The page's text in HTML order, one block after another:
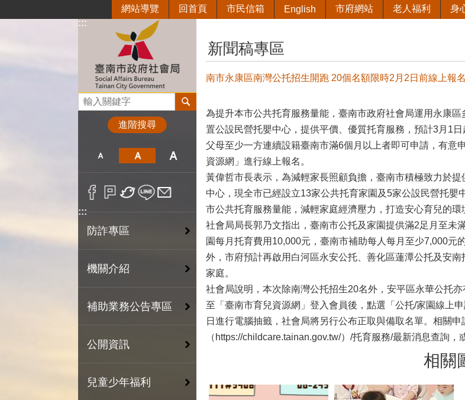
:::
網站導覽 回首頁 市民信箱 English 市府網站 老人福利 身
搜尋
進階搜尋
:::
防詐專區
機關介紹
補助業務公告專區
公開資訊
兒童少年福利
新聞稿專區
南市永康區南灣公托招生開跑 20個名額限時2月2日前線上報名
為提升本市公共托育服務量能，臺南市政府社會局運用永康
置公設民營托嬰中心，提供平價、優質托育服務，預計3月1
父母至少一方連續設籍臺南市滿6個月以上者即可申請，有意
資源網」進行線上報名。
黃偉哲市長表示，為減輕家長照顧負擔，臺南市積極致力於
中心，現全市已經設立13家公共托育家園及5家公設民營托
市公共托育服務量能，減輕家庭經濟壓力，打造安心育兒的環
社會局局長郭乃文指出，臺南市公托及家園提供滿2足月至未
園每月托育費用10,000元，臺南市補助每人每月至少7,000
外，市府預計再啟用白河區永安公托、善化區蓮潭公托及安
家庭。
社會局說明，本次除南灣公托招生20名外，安平區永華公托
至「臺南市育兒資源網」登入會員後，點選「公托/家園線上
日進行電腦抽籤，社會局將另行公布正取與備取名單。相關
（https://childcare.tainan.gov.tw/）/托育服務/最新消息查詢，
相關